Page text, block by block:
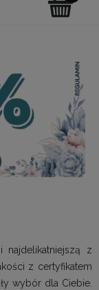
z
z certyfikatem
wybór dla Ciebie.